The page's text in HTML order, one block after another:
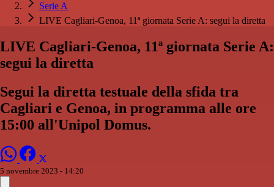
Serie A
LIVE Cagliari-Genoa, 11ª giornata Serie A: segui la diretta
LIVE Cagliari-Genoa, 11ª giornata Serie A:
segui la diretta
Segui la diretta testuale della sfida tra
Cagliari e Genoa, in programma alle ore
15:00 all'Unipol Domus.
5 novembre 2023 - 14:20